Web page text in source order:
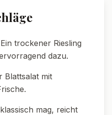
Ein trockener Riesling
dazu.
Blattsalat mit
mag, reicht